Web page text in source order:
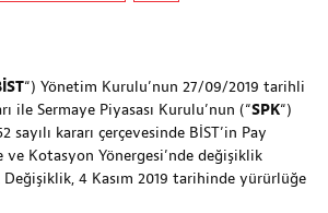
“) Yönetim Kurulu’nun 27/09/2019 tarihli
ile Sermaye Piyasası Kurulu’nun (“SPK“)
kararı çerçevesinde BİST’in Pay
ve Kotasyon Yönergesi’nde değişiklik
Değişiklik, 4 Kasım 2019 tarihinde yürürlüğe